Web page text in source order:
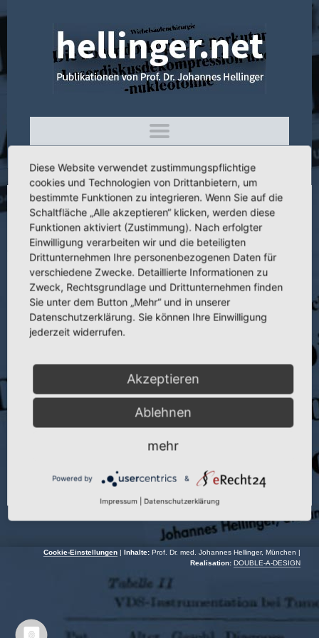
4.327 Die minimalinvasive dorsoventale
LWS-Fusion nach J. Hellinger
Titel:Die minimalinvasive dorsoventale LWS-Fusion nach J. Hellinger
Veranstaltung:Deutsch. Österreich. Orthopädenkongress
Wien | Österreich
Veranstaltungsdatum:17.09.–21.09.1997
Cookie-Einstellungen | Inhalte: Prof. Dr. med. Johannes Hellinger, München |
Realisation: DOUBLE-A-DESIGN
Diese Website verwendet zustimmungspflichtige
cookies und Technologien von Drittanbietern, um
bestimmte Funktionen zu integrieren. Wenn Sie auf die
Schaltfläche „Alle akzeptieren“ klicken, werden diese
Funktionen aktiviert (Zustimmung). Nach erfolgter
Einwilligung verarbeiten wir und die beteiligten
Drittunternehmen Ihre personenbezogenen Daten für
verschiedene Zwecke. Detaillierte Informationen zu
Zweck, Rechtsgrundlage und Drittunternehmen finden
Sie unter dem Button „Mehr“ und in unserer
Datenschutzerklärung. Sie können Ihre Einwilligung
jederzeit widerrufen.
Akzeptieren
Ablehnen
mehr
Powered by &
Impressum Datenschutzerklärung